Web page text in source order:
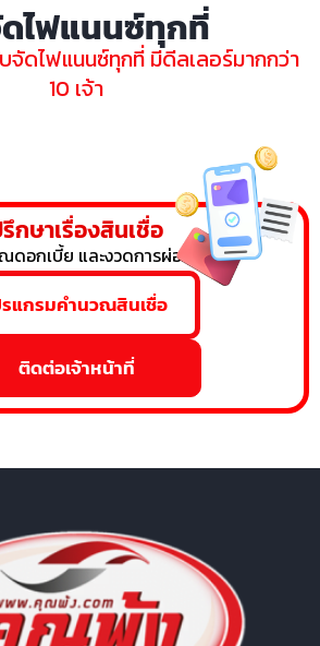
ไฟแนนซ์ทุกที่
ดไฟแนนซ์ทุกที่ มีดีลเลอร์มากกว่า
10 เจ้า
กษาเรื่องสินเชื่อ
ดอกเบี้ย และงวดการผ่อน
รแกรมคำนวณสินเชื่อ
ติดต่อเจ้าหน้าที่